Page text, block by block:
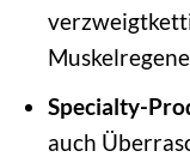
Specialty-
auch